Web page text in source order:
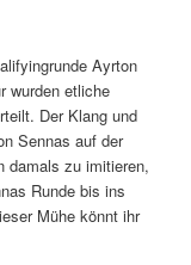
Ayrton
wurden etliche
Der Klang und
Sennas auf der
damals zu imitieren,
Runde bis ins
Mühe könnt ihr